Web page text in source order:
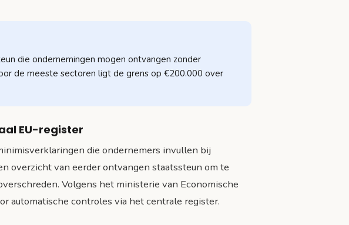
die ondernemingen mogen ontvangen zonder
de meeste sectoren ligt de grens op €200.000 over
EU-register
die ondernemers invullen bij
overzicht van eerder ontvangen staatssteun om te
Volgens het ministerie van Economische
automatische controles via het centrale register.